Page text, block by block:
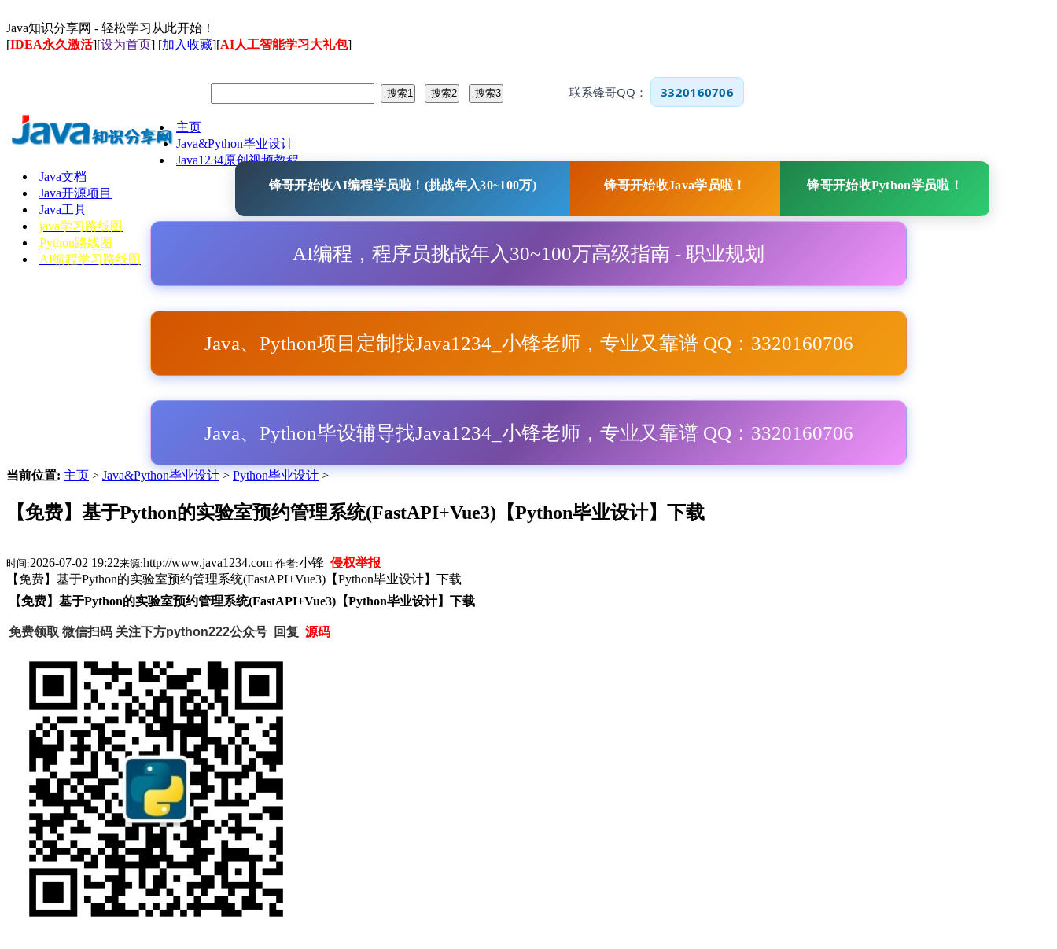
Java知识分享网 - 轻松学习从此开始！
[IDEA永久激活][设为首页] [加入收藏][AI人工智能学习大礼包]
联系锋哥QQ： 3320160706
主页
Java&Python毕业设计
Java1234原创视频教程
Java文档
Java开源项目
Java工具
java学习路线图
Python路线图
AI编程学习路线图
锋哥开始收AI编程学员啦！(挑战年入30~100万) 锋哥开始收Java学员啦！ 锋哥开始收Python学员啦！
AI编程，程序员挑战年入30~100万高级指南 - 职业规划
Java、Python项目定制找Java1234_小锋老师，专业又靠谱 QQ：3320160706
Java、Python毕设辅导找Java1234_小锋老师，专业又靠谱 QQ：3320160706
当前位置: 主页 > Java&Python毕业设计 > Python毕业设计 >
【免费】基于Python的实验室预约管理系统(FastAPI+Vue3)【Python毕业设计】下载
时间:2026-07-02 19:22来源:http://www.java1234.com 作者:小锋 侵权举报
【免费】基于Python的实验室预约管理系统(FastAPI+Vue3)【Python毕业设计】下载
【免费】基于Python的实验室预约管理系统(FastAPI+Vue3)【Python毕业设计】下载
免费领取 微信扫码 关注下方python222公众号 回复 源码